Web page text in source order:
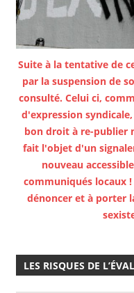
Suite à la tentative de
par la suspension de
consulté. Celui ci,
d'expression
bon droit à re-publier
fait l'objet d'un
nouveau
communiqués locaux !
dénoncer et à porter
LES RISQUES DE